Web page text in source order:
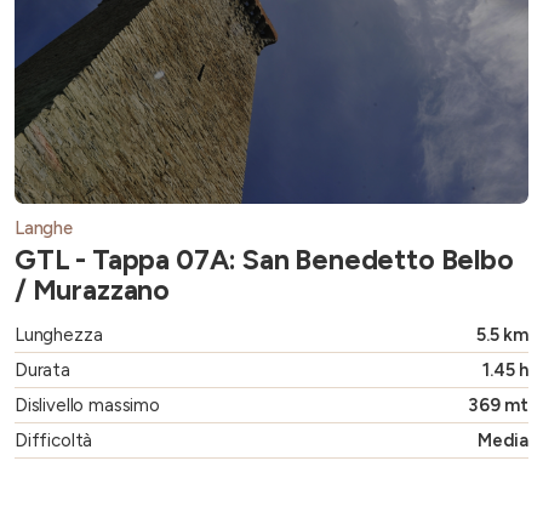
Langhe
GTL - Tappa 07A: San Benedetto Belbo
/ Murazzano
Lunghezza
5.5 km
Durata
1.45 h
Dislivello massimo
369 mt
Difficoltà
Media